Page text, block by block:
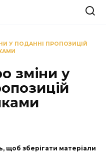
У ПОДАННІ ПРОПОЗИЦІЙ
зміни у
щоб зберігати матеріали